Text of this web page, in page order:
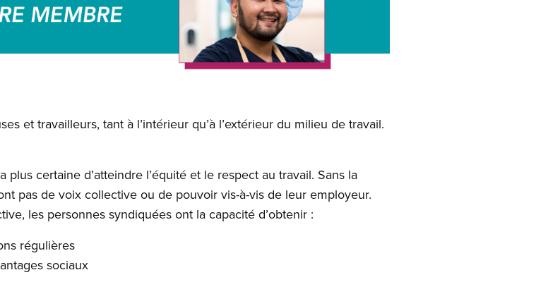
et travailleurs, tant à l’intérieur qu’à l’extérieur du milieu de travail.
certaine d’atteindre l’équité et le respect au travail. Sans la
pas de voix collective ou de pouvoir vis-à-vis de leur employeur.
les personnes syndiquées ont la capacité d’obtenir :
régulières
sociaux